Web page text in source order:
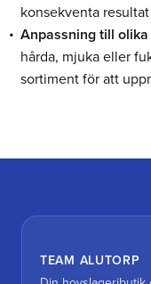
konsekventa
Anpassning till olika
hårda, mjuka eller
sortiment för att
TEAM ALUTORP